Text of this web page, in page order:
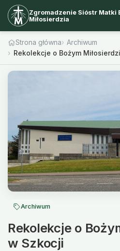
Zgromadzenie Sióstr Matki
Miłosierdzia
Strona główna
Archiwum
Rekolekcje o Bożym
Archiwum
Rekolekcje o
w Szkocji